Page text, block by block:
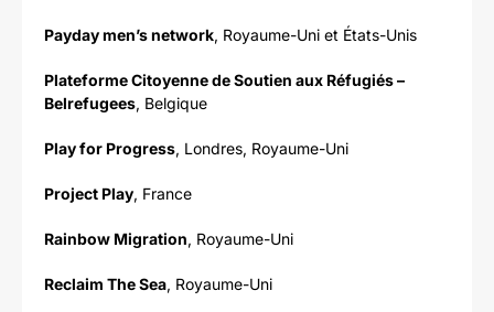
Payday men’s network, Royaume-Uni et États-Unis
Plateforme Citoyenne de Soutien aux Réfugiés –
Belrefugees, Belgique
Play for Progress, Londres, Royaume-Uni
Project Play, France
Rainbow Migration, Royaume-Uni
Reclaim The Sea, Royaume-Uni